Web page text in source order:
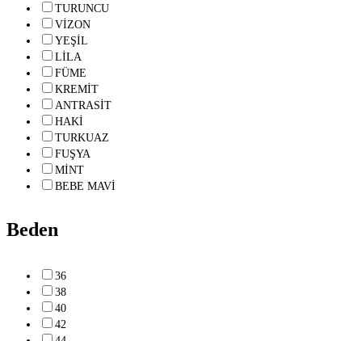
TURUNCU
VİZON
YEŞİL
LİLA
FÜME
KREMİT
ANTRASİT
HAKİ
TURKUAZ
FUŞYA
MİNT
BEBE MAVİ
Beden
36
38
40
42